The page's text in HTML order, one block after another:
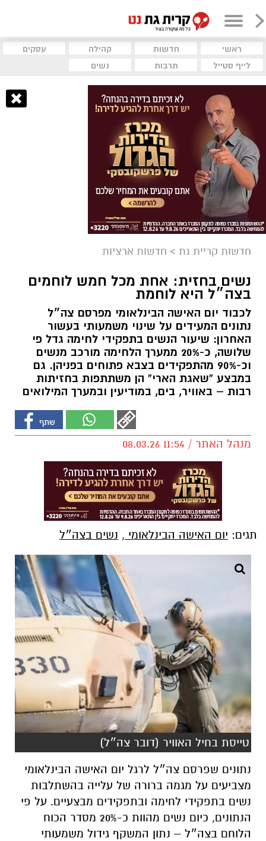
ראשי חדשות קהילה
עסקים
לייף סטייל
תרבות נשים
חדשות קריית גת > חדשות ארציות
נשים בחזית: אחת מכל חמש לוחמים
בצה״ל היא לוחמת
לכבוד יום האישה הבינלאומי מפרסם צה״ל
נתונים המעידים על שינוי משמעותי בעשור
האחרון: שיעור הנשים בתפקידי לחימה גדל פי
שלושה, כ-20% ממערך הלחימה מורכב מנשים
וכ-90% מהתפקידים בצבא פתוחים בפניהן. גם
במבצע “שאגת הארי” הן משתתפות בחזיתות
רבות – באוויר, בים, במודיעין ובמערך המילואים
מנהל האתר / 11:54 08.03.26
תגים: יום האישה הבינלאומי , נשים בצה״ל
טייסת בחיל האוויר (דובר צה״ל)
נתונים שפרסם צה״ל לרגל יום האישה הבינלאומי
מצביעים על מגמה ברורה של עלייה בהשתלבות
נשים בתפקידי לחימה ובתפקידים מבצעיים. על פי
הנתונים, כיום נשים מהוות כ-20% מסדר הכוח
הלוחם בצה״ל – נתון המשקף גידול משמעותי